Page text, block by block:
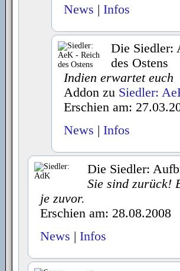
News | Infos
Die Siedler:
des Ostens
Indien erwartet euch
Addon zu Siedler:
Erschien am:
News | Infos
Die Siedler:
Sie sind zurück!
je zuvor.
Erschien am: 28.08.2008
News | Infos